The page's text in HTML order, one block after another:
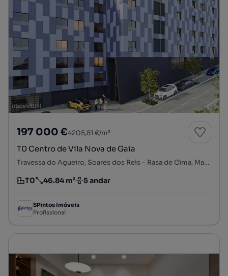
197 000 €4205,81 €/m²
T0 Centro de Vila Nova de Gaia
Travessa do Agueiro, Soares dos Reis - Rasa de Cima, Mafamude e Vilar do Paraíso, Vila Nova de Gaia, Porto
Tipologia
T0
Preço por metro quadrado
46.84 m²
Andar 5 andar
SPintos Imóveis
Profissional